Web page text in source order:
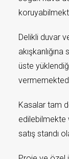
Delikli duvar
üste
Kasalar tam
edilebilmekte
satış standı